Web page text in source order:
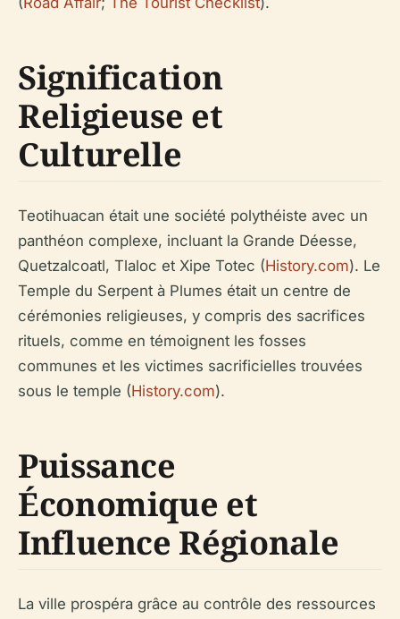
Signification
Religieuse et
Culturelle
Teotihuacan était une société polythéiste avec un
panthéon complexe, incluant la Grande Déesse,
Quetzalcoatl, Tlaloc et Xipe Totec (History.com). Le
Temple du Serpent à Plumes était un centre de
cérémonies religieuses, y compris des sacrifices
rituels, comme en témoignent les fosses
communes et les victimes sacrificielles trouvées
sous le temple (History.com).
Puissance
Économique et
Influence Régionale
La ville prospéra grâce au contrôle des ressources